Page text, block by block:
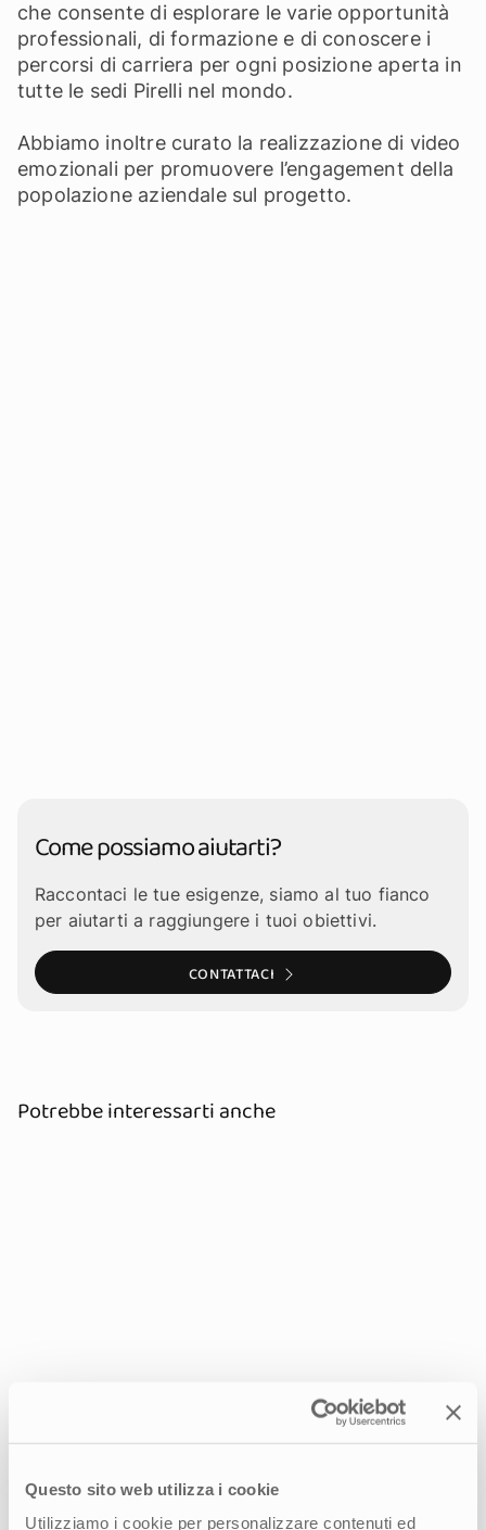
Questo sito web utilizza i cookie
Utilizziamo i cookie per personalizzare contenuti ed
che consente di esplorare le varie opportunità
professionali, di formazione e di conoscere i
percorsi di carriera per ogni posizione aperta in
tutte le sedi Pirelli nel mondo.
Abbiamo inoltre curato la realizzazione di video
emozionali per promuovere l’engagement della
popolazione aziendale sul progetto.
Come possiamo aiutarti?
Raccontaci le tue esigenze, siamo al tuo fianco
per aiutarti a raggiungere i tuoi obiettivi.
CONTATTACI
Potrebbe interessarti anche